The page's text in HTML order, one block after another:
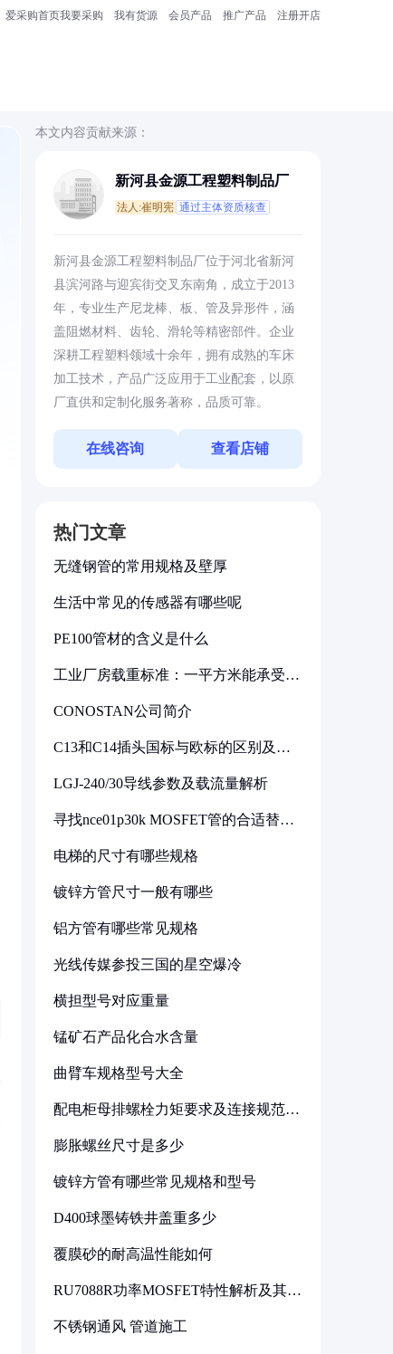
爱采购首页我要采购 我有货源 会员产品 推广产品 注册开店
本文内容贡献来源：
新河县金源工程塑料制品厂
法人:崔明宪 通过主体资质核查
新河县金源工程塑料制品厂位于河北省新河
县滨河路与迎宾街交叉东南角，成立于2013
年，专业生产尼龙棒、板、管及异形件，涵
盖阻燃材料、齿轮、滑轮等精密部件。企业
深耕工程塑料领域十余年，拥有成熟的车床
加工技术，产品广泛应用于工业配套，以原
厂直供和定制化服务著称，品质可靠。
在线咨询 查看店铺
热门文章
无缝钢管的常用规格及壁厚
生活中常见的传感器有哪些呢
PE100管材的含义是什么
工业厂房载重标准：一平方米能承受多
CONOSTAN公司简介
C13和C14插头国标与欧标的区别及其
LGJ-240/30导线参数及载流量解析
寻找nce01p30k MOSFET管的合适替代
电梯的尺寸有哪些规格
镀锌方管尺寸一般有哪些
铝方管有哪些常见规格
光线传媒参投三国的星空爆冷
横担型号对应重量
锰矿石产品化合水含量
曲臂车规格型号大全
配电柜母排螺栓力矩要求及连接规范详
膨胀螺丝尺寸是多少
镀锌方管有哪些常见规格和型号
D400球墨铸铁井盖重多少
覆膜砂的耐高温性能如何
RU7088R功率MOSFET特性解析及其在
不锈钢通风 管道施工